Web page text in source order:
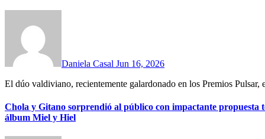
Daniela Casal Jun 16, 2026
El dúo valdiviano, recientemente galardonado en los Premios Pulsar,
Chola y Gitano sorprendió al público con impactante propuesta
álbum Miel y Hiel